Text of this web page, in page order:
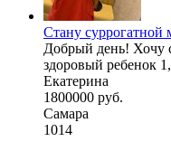
Стану суррогатной
Добрый день! Хочу
здоровый ребенок
Екатерина
1800000 руб.
Самара
1014